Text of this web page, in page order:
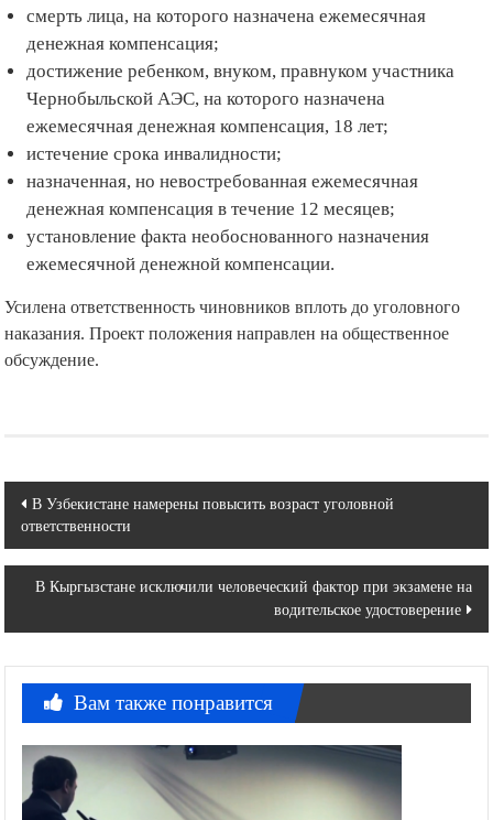
смерть лица, на которого назначена ежемесячная
денежная компенсация;
достижение ребенком, внуком, правнуком участника
Чернобыльской АЭС, на которого назначена
ежемесячная денежная компенсация, 18 лет;
истечение срока инвалидности;
назначенная, но невостребованная ежемесячная
денежная компенсация в течение 12 месяцев;
установление факта необоснованного назначения
ежемесячной денежной компенсации.
Усилена ответственность чиновников вплоть до уголовного
наказания. Проект положения направлен на общественное
обсуждение.
Навигация
по
записям
В Узбекистане намерены повысить возраст уголовной
ответственности
В Кыргызстане исключили человеческий фактор при экзамене на
водительское удостоверение
Вам также понравится